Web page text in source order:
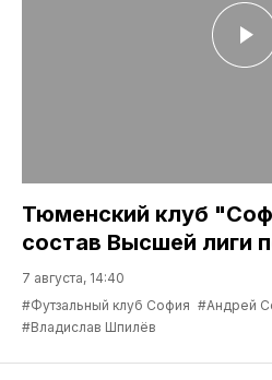
Тюменский клуб
состав Высшей лиги
7 августа, 14:40
#Футзальный клуб София #Андрей
#Владислав Шпилёв